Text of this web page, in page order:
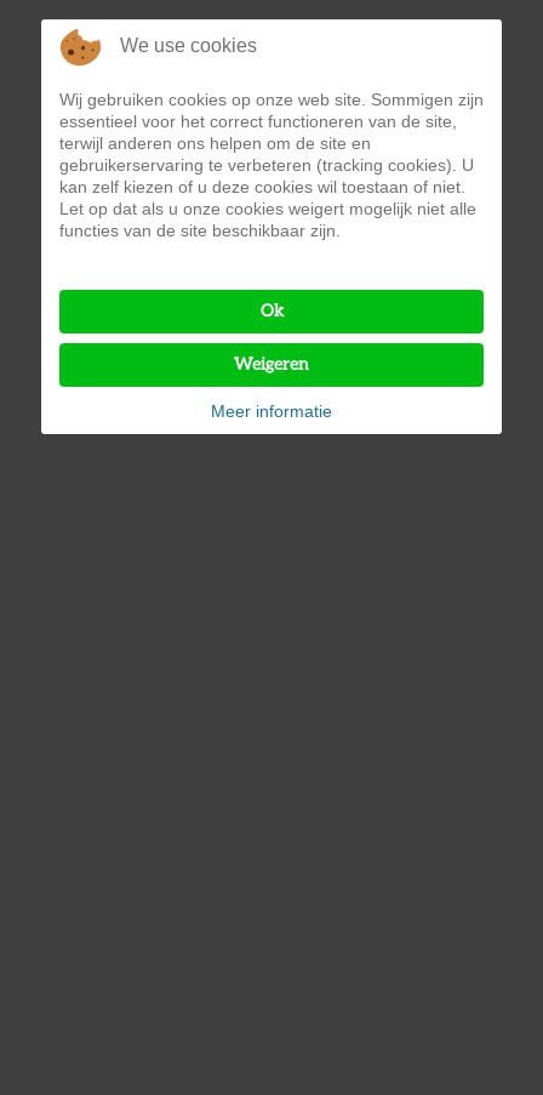
We use cookies
Wij gebruiken cookies op onze web site. Sommigen zijn
essentieel voor het correct functioneren van de site,
terwijl anderen ons helpen om de site en
gebruikerservaring te verbeteren (tracking cookies). U
kan zelf kiezen of u deze cookies wil toestaan of niet.
Let op dat als u onze cookies weigert mogelijk niet alle
functies van de site beschikbaar zijn.
Ok
Weigeren
Meer informatie